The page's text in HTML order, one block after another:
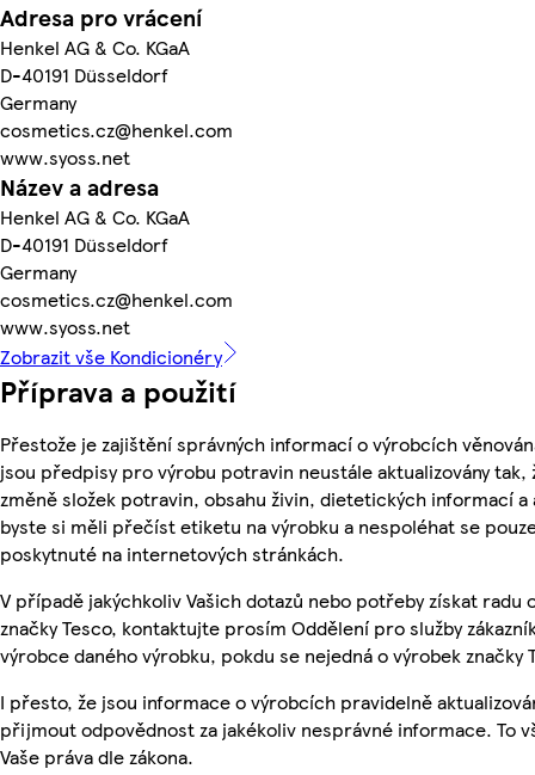
Adresa pro vrácení
Henkel AG & Co. KGaA
D-40191 Düsseldorf
Germany
cosmetics.cz@henkel.com
www.syoss.net
Název a adresa
Henkel AG & Co. KGaA
D-40191 Düsseldorf
Germany
cosmetics.cz@henkel.com
www.syoss.net
Zobrazit vše Kondicionéry
Příprava a použití
Přestože je zajištění správných informací o výrobcích
jsou předpisy pro výrobu potravin neustále aktualizovány tak,
změně složek potravin, obsahu živin, dietetických informací a
byste si měli přečíst etiketu na výrobku a nespoléhat se
poskytnuté na internetových stránkách.
V případě jakýchkoliv Vašich dotazů nebo potřeby získat radu
značky Tesco, kontaktujte prosím Oddělení pro služby
výrobce daného výrobku, pokdu se nejedná o výrobek značky
I přesto, že jsou informace o výrobcích pravidelně
přijmout odpovědnost za jakékoliv nesprávné informace. To
Vaše práva dle zákona.